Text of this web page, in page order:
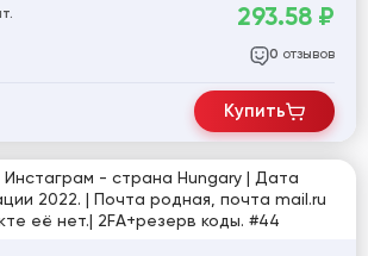
293.58 ₽
0 отзывов
Купить
Инстаграм - страна Hungary | Дата
2022. | Почта родная, почта mail.ru
её нет.| 2FA+резерв коды. #44